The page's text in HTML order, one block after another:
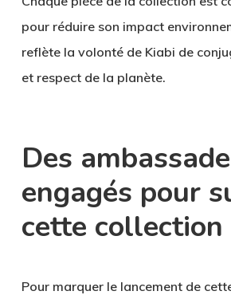
pour réduire son impact
reflète la volonté de Kiabi de
et respect de la planète.
Des
engagés pour
cette collection
Pour marquer le lancement de